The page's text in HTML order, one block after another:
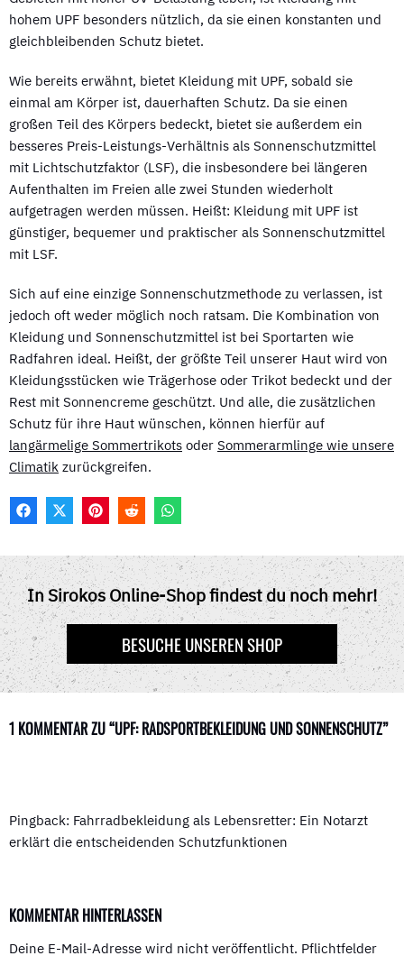
hohem UPF besonders nützlich, da sie einen konstanten und
gleichbleibenden Schutz bietet.
Wie bereits erwähnt, bietet Kleidung mit UPF, sobald sie
einmal am Körper ist, dauerhaften Schutz. Da sie einen
großen Teil des Körpers bedeckt, bietet sie außerdem ein
besseres Preis-Leistungs-Verhältnis als Sonnenschutzmittel
mit Lichtschutzfaktor (LSF), die insbesondere bei längeren
Aufenthalten im Freien alle zwei Stunden wiederholt
aufgetragen werden müssen. Heißt: Kleidung mit UPF ist
günstiger, bequemer und praktischer als Sonnenschutzmittel
mit LSF.
Sich auf eine einzige Sonnenschutzmethode zu verlassen, ist
jedoch oft weder möglich noch ratsam. Die Kombination von
Kleidung und Sonnenschutzmittel ist bei Sportarten wie
Radfahren ideal. Heißt, der größte Teil unserer Haut wird von
Kleidungsstücken wie Trägerhose oder Trikot bedeckt und der
Rest mit Sonnencreme geschützt. Und alle, die zusätzlichen
Schutz für ihre Haut wünschen, können hierfür auf
langärmelige Sommertrikots oder Sommerarmlinge wie unsere
Climatik zurückgreifen.
F
E
B
O
O
K
W
I
T
T
E
R
P
T
E
R
E
S
R
D
I
T
T
S
A
P
P
In Sirokos Online-Shop findest du noch mehr!
BESUCHE UNSEREN SHOP
1 KOMMENTAR ZU “UPF: RADSPORTBEKLEIDUNG UND SONNENSCHUTZ”
Pingback: Fahrradbekleidung als Lebensretter: Ein Notarzt
erklärt die entscheidenden Schutzfunktionen
KOMMENTAR HINTERLASSEN
Deine E-Mail-Adresse wird nicht veröffentlicht. Pflichtfelder